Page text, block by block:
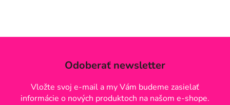
Odoberať newsletter
Vložte svoj e-mail a my Vám budeme zasielať
informácie o nových produktoch na našom e-shope.